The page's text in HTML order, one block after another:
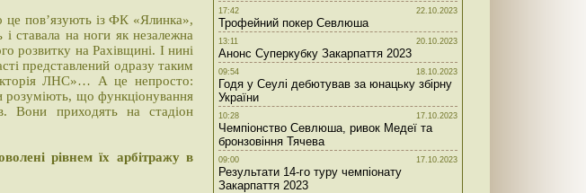
це пов’язують із ФК «Ялинка»,
ставала на ноги як незалежна
розвитку на Рахівщині. І нині
представлений одразу таким
ЛНС»… А це непросто:
розуміють, що функціонування
Вони приходять на стадіон
рівнем їх арбітражу в
17:42 22.10.2023
Трофейний покер Севлюша
13:11 20.10.2023
Анонс Суперкубку Закарпаття 2023
09:54 18.10.2023
Годя у Сеулі дебютував за юнацьку збірну
України
10:28 17.10.2023
Чемпіонство Севлюша, ривок Медеї та
бронзовіння Тячева
09:00 17.10.2023
Результати 14-го туру чемпіонату
Закарпаття 2023